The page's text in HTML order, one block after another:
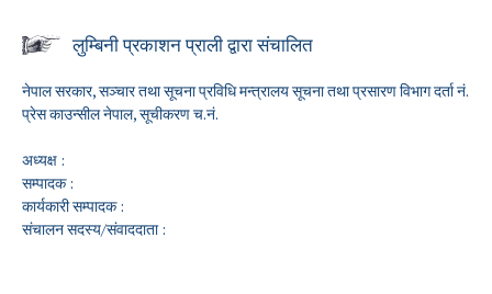
लुम्बिनी प्रकाशन प्राली द्वारा संचालित
नेपाल सरकार, सञ्चार तथा सूचना प्रविधि मन्त्रालय सूचना तथा प्रसारण विभाग दर्ता नं.
प्रेस काउन्सील नेपाल, सूचीकरण च.नं.
अध्यक्ष :
सम्पादक :
कार्यकारी सम्पादक :
संचालन सदस्य/संवाददाता :